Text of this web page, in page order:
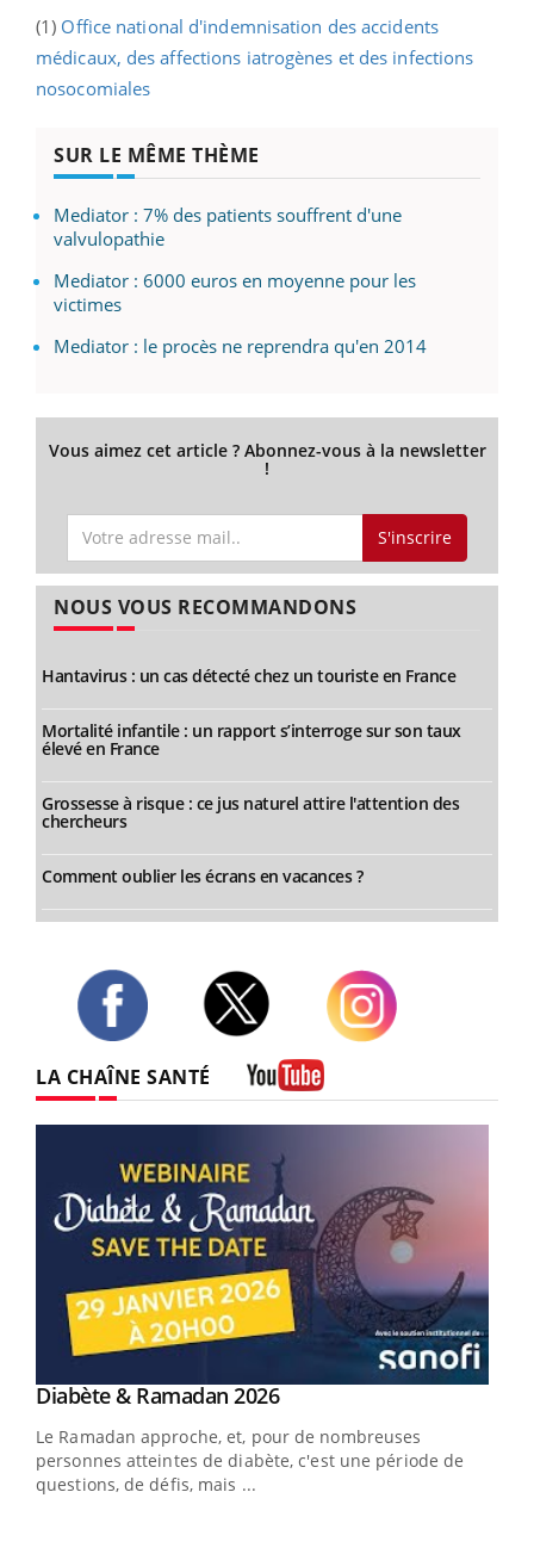
(1) Office national d'indemnisation des accidents
médicaux, des affections iatrogènes et des infections
nosocomiales
SUR LE MÊME THÈME
Mediator : 7% des patients souffrent d'une
valvulopathie
Mediator : 6000 euros en moyenne pour les
victimes
Mediator : le procès ne reprendra qu'en 2014
Vous aimez cet article ? Abonnez-vous à la newsletter
!
S'inscrire
NOUS VOUS RECOMMANDONS
Hantavirus : un cas détecté chez un touriste en France
Mortalité infantile : un rapport s’interroge sur son taux
élevé en France
Grossesse à risque : ce jus naturel attire l'attention des
chercheurs
Comment oublier les écrans en vacances ?
LA CHAÎNE SANTÉ
Youtube
Diabète & Ramadan 2026Youtube
Le Ramadan approche, et, pour de nombreuses
personnes atteintes de diabète, c'est une période de
questions, de défis, mais ...